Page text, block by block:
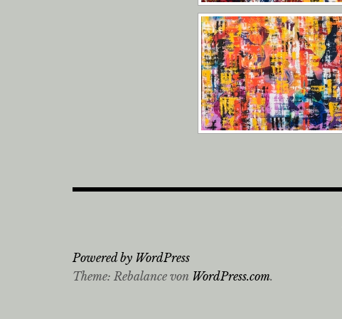
Powered by WordPress
Theme: Rebalance von WordPress.com.